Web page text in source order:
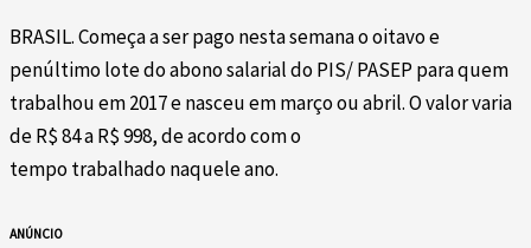
BRASIL. Começa a ser pago nesta semana o oitavo e
penúltimo lote do abono salarial do PIS/ PASEP para quem
trabalhou em 2017 e nasceu em março ou abril. O valor varia
de R$ 84 a R$ 998, de acordo com o
tempo trabalhado naquele ano.
ANÚNCIO